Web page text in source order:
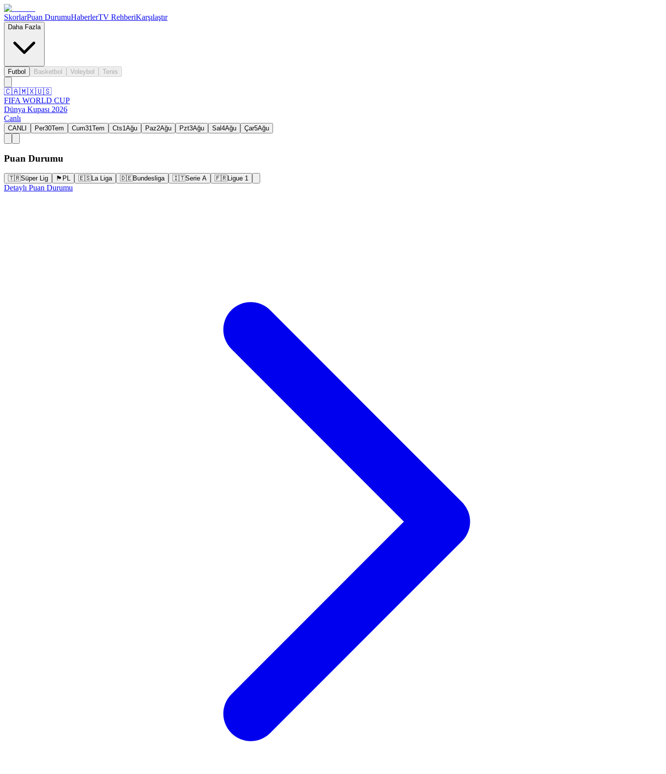
SkorlarPuan DurumuHaberlerTV RehberiKarşılaştır
Daha Fazla
Futbol Basketbol Voleybol Tenis
🇨🇦🇲🇽🇺🇸
FIFA WORLD CUP
Dünya Kupası 2026
Canlı
CANLI Per30Tem Cum31Tem Cts1Ağu Paz2Ağu Pzt3Ağu Sal4Ağu Çar5Ağu
Puan Durumu
🇹🇷Süper Lig 🏴󠁧󠁢󠁥󠁮󠁧󠁿 PL 🇪🇸La Liga 🇩🇪Bundesliga 🇮🇹Serie A 🇫🇷Ligue 1
Detaylı Puan Durumu